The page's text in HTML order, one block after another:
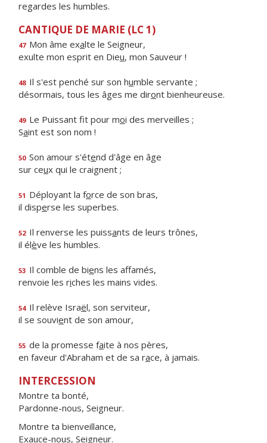
regardes les humbles.
CANTIQUE DE MARIE (LC 1)
47 Mon âme exalte le Seigneur,
exulte mon esprit en Dieu, mon Sauveur !
48 Il s'est penché sur son humble servante ;
désormais, tous les âges me diront bienheureuse.
49 Le Puissant fit pour moi des merveilles ;
Saint est son nom !
50 Son amour s'étend d'âge en âge
sur ceux qui le craignent ;
51 Déployant la force de son bras,
il disperse les superbes.
52 Il renverse les puissants de leurs trônes,
il élève les humbles.
53 Il comble de biens les affamés,
renvoie les riches les mains vides.
54 Il relève Israël, son serviteur,
il se souvient de son amour,
55 de la promesse faite à nos pères,
en faveur d'Abraham et de sa race, à jamais.
INTERCESSION
Montre ta bonté,
Pardonne-nous, Seigneur.
Montre ta bienveillance,
Exauce-nous, Seigneur.